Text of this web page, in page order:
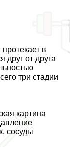
в
друг от друга
три стадии
картина
сосуды